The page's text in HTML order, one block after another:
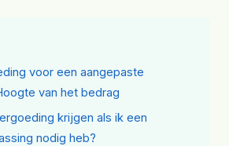
voor een aangepaste
van het bedrag
krijgen als ik een
nodig heb?